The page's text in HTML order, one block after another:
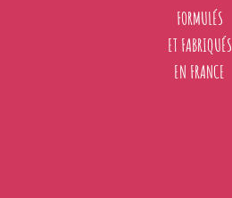
FORMULÉS
ET FABRIQUÉS
EN FRANCE